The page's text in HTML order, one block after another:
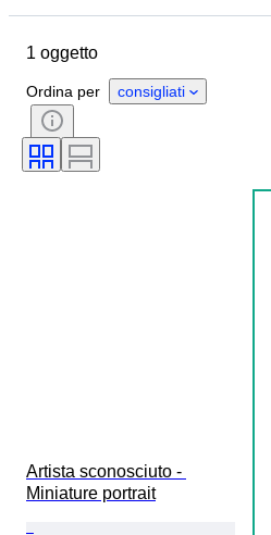
Condizioni
Artista
1 oggetto
Ordina per consigliati
Artista sconosciuto -
Miniature portrait